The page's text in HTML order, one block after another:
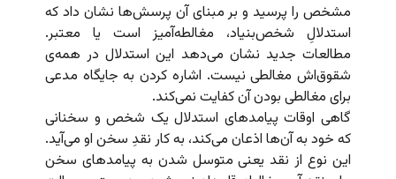
مشخص را پرسید و بر مبنای آن پرسش‌ها نشان داد که
استدلالِ شخص‌بنیاد، مغالطه‌آمیز است یا معتبر.
مطالعات جدید نشان می‌دهد این استدلال در همه‌ی
شقوق‌اش مغالطی نیست. اشاره کردن به جایگاه مدعی
برای مغالطی بودن آن کفایت نمی‌کند.
گاهی اوقات پیامدهای استدلال یک شخص و سخنانی
که خود به آن‌ها اذعان می‌کند، به کار نقدِ سخن او می‌آید.
این نوع از نقد یعنی متوسل شدن به پیامدهای سخن